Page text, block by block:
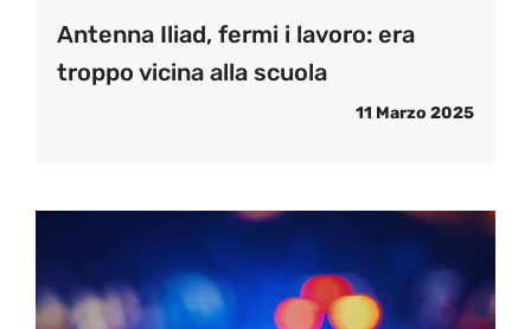
Antenna Iliad, fermi i lavoro: era
troppo vicina alla scuola
11 Marzo 2025